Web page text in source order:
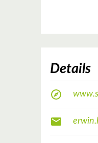
Details